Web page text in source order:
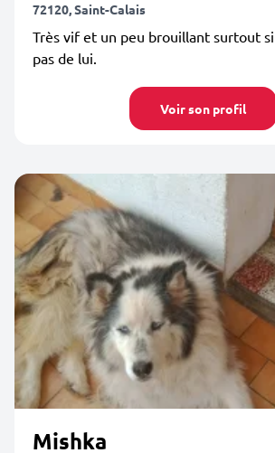
72120, Saint-Calais
Très vif et un peu brouillant surtout si
pas de lui.
Voir son profil
Mishka